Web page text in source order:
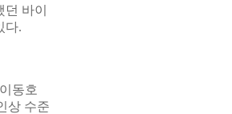
바이
다.
동호
상 수준